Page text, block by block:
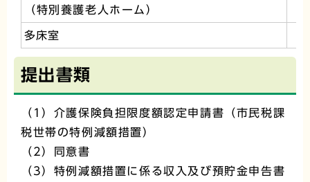
（特別養護老人ホーム）
多床室
提出書類
（1）介護保険負担限度額認定申請書（市民税課
税世帯の特例減額措置）
（2）同意書
（3）特例減額措置に係る収入及び預貯金申告書